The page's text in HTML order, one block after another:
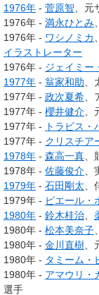
1976年 - 菅原智 、
1976年 - 満永ひとみ
1976年 - ワシノミカ
イラストレーター
1976年 - ジェイミー
1977年 - 翁家和助
1977年 - 政次夏希
1977年 - 櫻井健介
1977年 -
トラビス・
1977年 - クリスチア
1978年 - 森高一真
1978年 - 佐藤俊介
1979年 - 石田剛太
1979年 - ピエール・
1980年 - 鈴木桂治
1980年 - 松本美奈子
1980年 - 金川直樹
1980年 - タミーム・
1980年 - アマウリ・
選手